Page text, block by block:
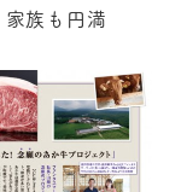
族も円満